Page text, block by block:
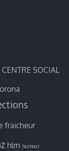
CENTRE SOCIAL
fraicheur
hlm humour